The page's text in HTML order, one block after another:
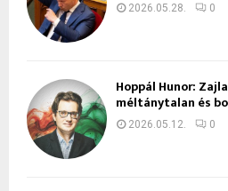
2026.05.28. 0
Hoppál Hunor:
méltánytalan és
2026.05.12. 0